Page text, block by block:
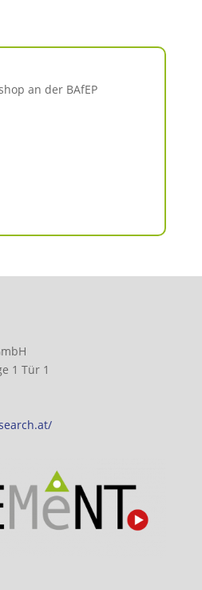
an der BAfEP
1 Tür 1